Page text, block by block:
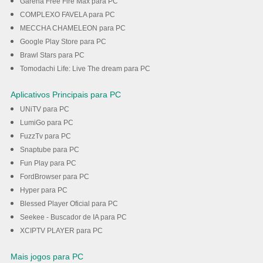
COMPLEXO FAVELA para PC
MECCHA CHAMELEON para PC
Google Play Store para PC
Brawl Stars para PC
Tomodachi Life: Live The dream para PC
Aplicativos Principais para PC
UNiTV para PC
LumiGo para PC
FuzzTv para PC
Snaptube para PC
Fun Play para PC
FordBrowser para PC
Hyper para PC
Blessed Player Oficial para PC
Seekee - Buscador de IA para PC
XCIPTV PLAYER para PC
Mais jogos para PC